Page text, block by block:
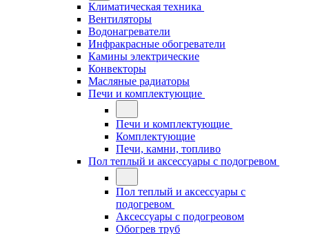
Климатическая техника
Вентиляторы
Водонагреватели
Инфракрасные обогреватели
Камины электрические
Конвекторы
Масляные радиаторы
Печи и комплектующие
Печи и комплектующие
Комплектующие
Печи, камни, топливо
Пол теплый и аксессуары с подогревом
Пол теплый и аксессуары с
подогревом
Аксессуары с подогреовом
Обогрев труб